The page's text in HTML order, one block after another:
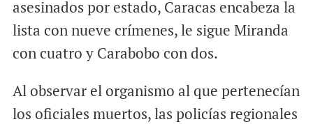
asesinados por estado, Caracas encabeza la
lista con nueve crímenes, le sigue Miranda
con cuatro y Carabobo con dos.
Al observar el organismo al que pertenecían
los oficiales muertos, las policías regionales